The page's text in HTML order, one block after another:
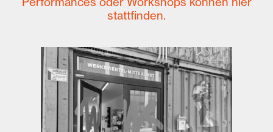
stattfinden.